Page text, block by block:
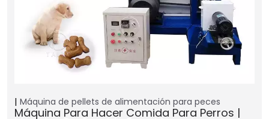
Máquina de pellets de alimentación para peces
Máquina Para Hacer Comida Para Perros |